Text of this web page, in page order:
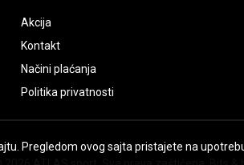
Akcija
Kontakt
Načini plaćanja
Politika privatnosti
Pregledom ovog sajta pristajete na